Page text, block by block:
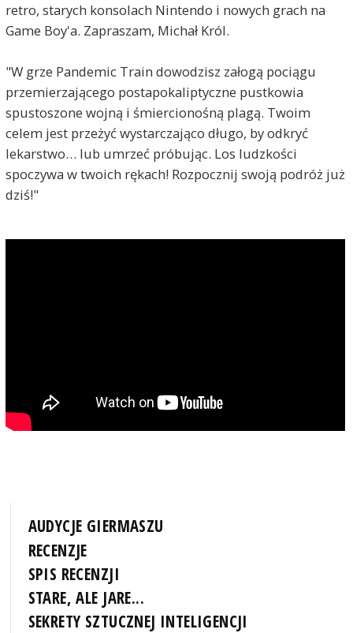
retro, starych konsolach Nintendo i nowych grach na
Game Boy'a. Zapraszam, Michał Król.
"W grze Pandemic Train dowodzisz załogą pociągu
przemierzającego postapokaliptyczne pustkowia
spustoszone wojną i śmiercionośną plagą. Twoim
celem jest przeżyć wystarczająco długo, by odkryć
lekarstwo… lub umrzeć próbując. Los ludzkości
spoczywa w twoich rękach! Rozpocznij swoją podróż już
dziś!"
AUDYCJE GIERMASZU
RECENZJE
SPIS RECENZJI
STARE, ALE JARE...
SEKRETY SZTUCZNEJ INTELIGENCJI